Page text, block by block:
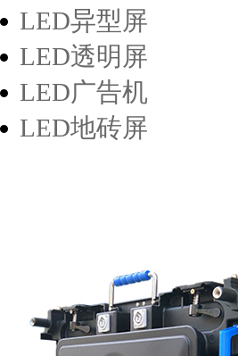
LED异型屏
LED透明屏
LED广告机
LED地砖屏